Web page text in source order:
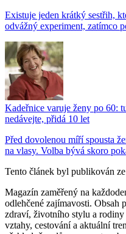
Existuje jeden krátký sestřih,
odvážný experiment, zatímco
Kadeřnice varuje ženy po 60:
nedávejte, přidá 10 let
Před dovolenou míří spousta
na vlasy. Volba bývá skoro
Tento článek byl publikován
Magazín zaměřený na
odlehčené zajímavosti. Obsah
zdraví, životního stylu a rodiny
vztahy, cestování a aktuální